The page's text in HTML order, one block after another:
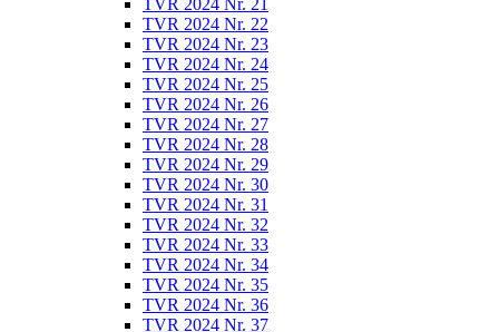
TVR 2024 Nr. 21
TVR 2024 Nr. 22
TVR 2024 Nr. 23
TVR 2024 Nr. 24
TVR 2024 Nr. 25
TVR 2024 Nr. 26
TVR 2024 Nr. 27
TVR 2024 Nr. 28
TVR 2024 Nr. 29
TVR 2024 Nr. 30
TVR 2024 Nr. 31
TVR 2024 Nr. 32
TVR 2024 Nr. 33
TVR 2024 Nr. 34
TVR 2024 Nr. 35
TVR 2024 Nr. 36
TVR 2024 Nr. 37